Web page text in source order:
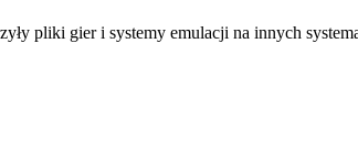
pliki gier i systemy emulacji na innych